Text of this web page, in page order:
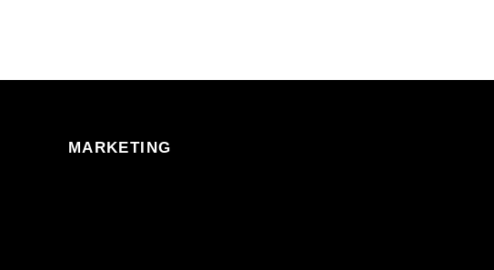
MARKETING